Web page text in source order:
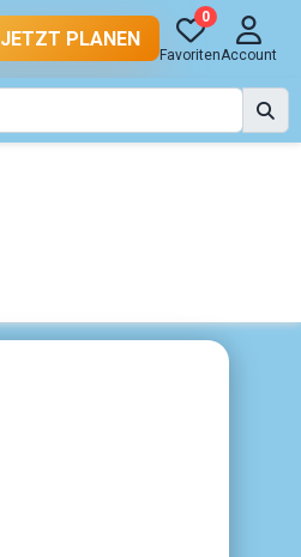
JETZT PLANEN
0
FavoritenAccount